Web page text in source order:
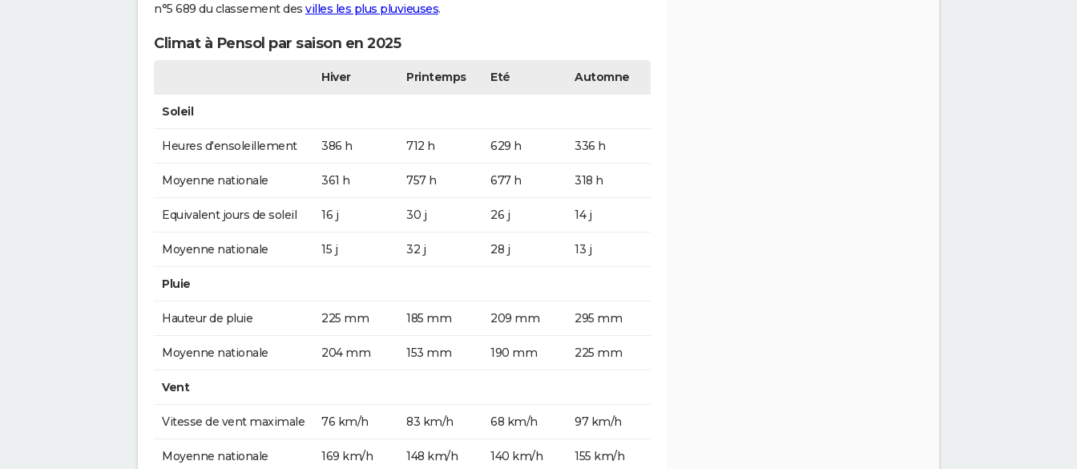
n°5 689 du classement des villes les plus pluvieuses.
Climat à Pensol par saison en 2025
Hiver Printemps Eté Automne
Soleil
Heures d'ensoleillement 386 h 712 h 629 h 336 h
Moyenne nationale 361 h 757 h 677 h 318 h
Equivalent jours de soleil 16 j 30 j 26 j 14 j
Moyenne nationale 15 j 32 j 28 j 13 j
Pluie
Hauteur de pluie 225 mm 185 mm 209 mm 295 mm
Moyenne nationale 204 mm 153 mm 190 mm 225 mm
Vent
Vitesse de vent maximale 76 km/h 83 km/h 68 km/h 97 km/h
Moyenne nationale 169 km/h 148 km/h 140 km/h 155 km/h